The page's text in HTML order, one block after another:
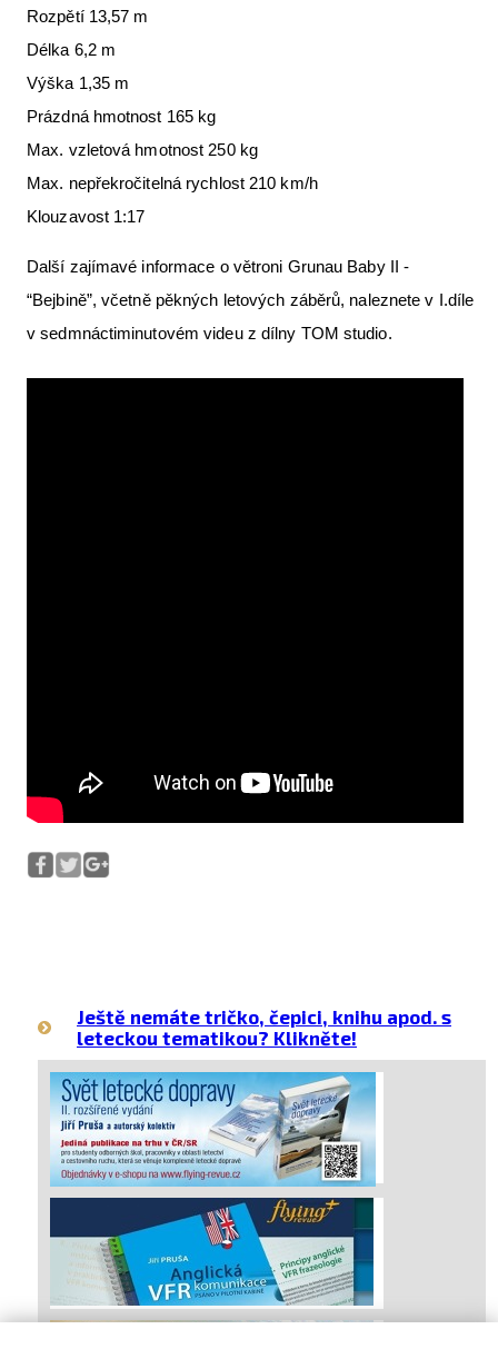
Rozpětí 13,57 m
Délka 6,2 m
Výška 1,35 m
Prázdná hmotnost 165 kg
Max. vzletová hmotnost 250 kg
Max. nepřekročitelná rychlost 210 km/h
Klouzavost 1:17
Další zajímavé informace o větroni Grunau Baby II -
“Bejbině”, včetně pěkných letových záběrů, naleznete v I.díle
v sedmnáctiminutovém videu z dílny TOM studio.
Ještě nemáte tričko, čepici, knihu apod. s
leteckou tematikou? Klikněte!